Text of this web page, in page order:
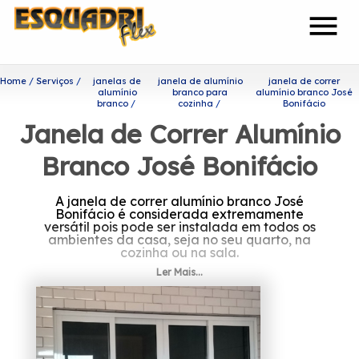
menu
Home Serviços
janelas de
alumínio
branco
janela de alumínio
branco para
cozinha
janela de correr
alumínio branco José
Bonifácio
Janela de Correr Alumínio
Branco José Bonifácio
A janela de correr alumínio branco José
Bonifácio é considerada extremamente
versátil pois pode ser instalada em todos os
ambientes da casa, seja no seu quarto, na
cozinha ou na sala.
Saiba onde encontrar janela
de correr alumínio branco
José Bonifácio
Com a sua fundação em 2002, a Esquadriflex
Ler Mais...